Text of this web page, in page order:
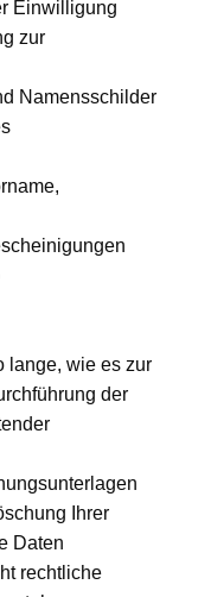
Einwilligung
zur
Namensschilder
lange, wie es zur
der
Ihrer
Daten
rechtliche